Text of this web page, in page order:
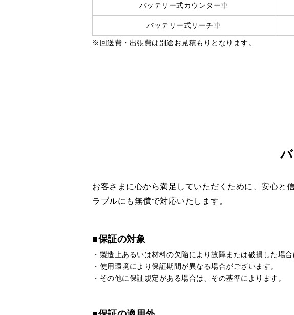
バッテリー式カウンター車
バッテリー式リーチ車
※回送費・出張費は別途お見積もりとなります。
お客さまに心から満足していただくために、安心と
ラブルにも無償で対応いたします。
■保証の対象
製造上あるいは材料の欠陥により故障または破損した場合
使用環境により保証期間が異なる場合がございます。
その他に保証規定がある場合は、その基準によります。